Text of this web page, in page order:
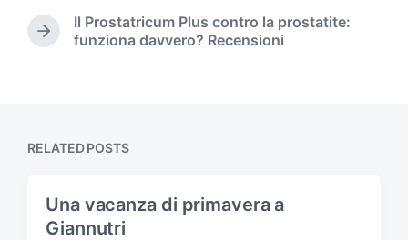
n
e
v
o
:
N
s
Il Prostatricum Plus contro la prostatite:
funziona davvero? Recensioni
RELATED POSTS
Una vacanza di primavera a
Giannutri